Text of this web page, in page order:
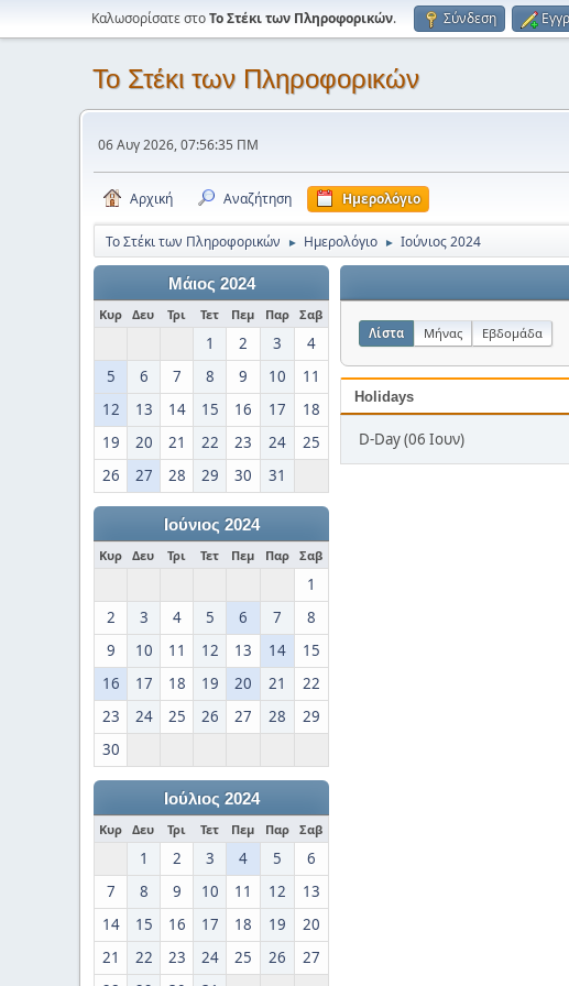
Καλωσορίσατε στοΤο Στέκι των Πληροφορικών. Σύνδεση
Το Στέκι των Πληροφορικών
06 Αυγ 2026, 07:56:35 ΠΜ
Αρχική Αναζήτηση Ημερολόγιο
Το Στέκι των Πληροφορικών ► Ημερολόγιο ► Ιούνιος 2024
Μάιος 2024
Κυρ Δευ Τρι Τετ Πεμ Παρ Σαβ
1 2 3
4
5
6 7 8 9 10
11
12
13 14 15 16 17
18
19
20 21 22 23 24
25
26
27 28 29 30 31
Ιούνιος 2024
Κυρ Δευ Τρι Τετ Πεμ Παρ Σαβ
1
2
3 4 5 6 7
8
9
10 11 12 13 14
15
16
17 18 19 20 21
22
23
24 25 26 27 28
29
30
Ιούλιος 2024
Κυρ Δευ Τρι Τετ Πεμ Παρ Σαβ
1 2 3 4 5
6
7
8 9 10 11 12
13
14
15 16 17 18 19
20
21
22 23 24 25 26
27
Λίστα Μήνας Εβδομάδα
Holidays
D-Day (06 Ιουν)